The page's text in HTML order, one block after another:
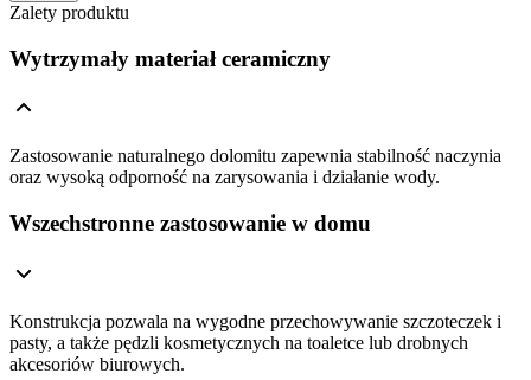
Zalety produktu
Wytrzymały materiał ceramiczny
Zastosowanie naturalnego dolomitu zapewnia stabilność naczynia
oraz wysoką odporność na zarysowania i działanie wody.
Wszechstronne zastosowanie w domu
Konstrukcja pozwala na wygodne przechowywanie szczoteczek i
pasty, a także pędzli kosmetycznych na toaletce lub drobnych
akcesoriów biurowych.